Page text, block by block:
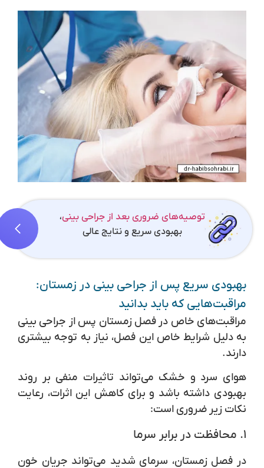
توصیه‌های ضروری بعد از جراحی بینی،
بهبودی سریع و نتایج عالی
بهبودی سریع پس از جراحی بینی در زمستان:
مراقبت‌هایی که باید بدانید
مراقبت‌های خاص در فصل زمستان پس از جراحی بینی
به دلیل شرایط خاص این فصل، نیاز به توجه بیشتری
دارند.
هوای سرد و خشک می‌تواند تاثیرات منفی بر روند
بهبودی داشته باشد و برای کاهش این اثرات، رعایت
نکات زیر ضروری است:
در فصل زمستان، سرمای شدید می‌تواند جریان خون